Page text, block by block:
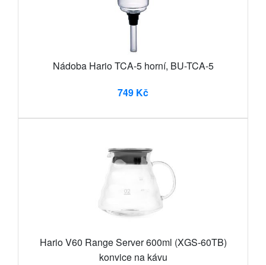
Nádoba Hario TCA-5 horní, BU-TCA-5
749 Kč
Hario V60 Range Server 600ml (XGS-60TB)
konvice na kávu